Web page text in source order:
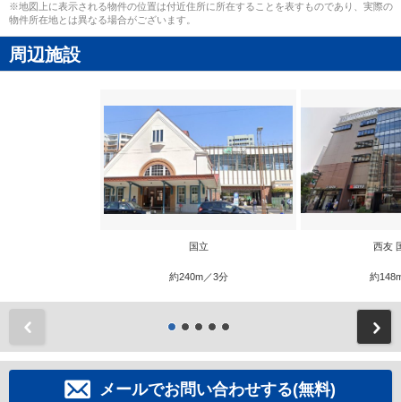
※地図上に表示される物件の位置は付近住所に所在することを表すものであり、実際の
物件所在地とは異なる場合がございます。
周辺施設
国立
約240m／3分
西友
約
メールでお問い合わせする(無料)